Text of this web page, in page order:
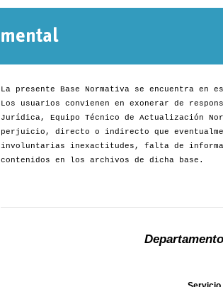
La presente Base Normativa se encuentra en
Los usuarios convienen en exonerar de
Jurídica, Equipo Técnico de Actualización
perjuicio, directo o indirecto que
involuntarias inexactitudes, falta de
contenidos en los archivos de dicha base.